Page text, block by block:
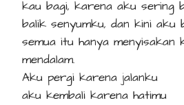
kau bagi, karena aku sering
balik senyumku, dan kini aku
semua itu hanya menyisakan
mendalam.
Aku pergi karena jalanku
aku kembali karena hatimu